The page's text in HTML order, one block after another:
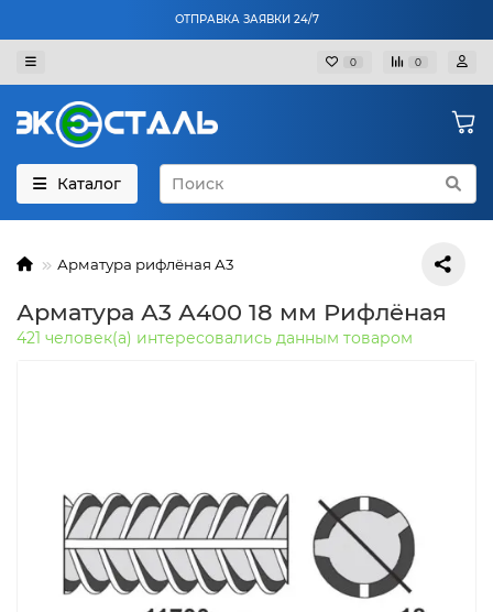
ОТПРАВКА ЗАЯВКИ 24/7
0 0
Каталог
Арматура рифлёная А3
Арматура А3 А400 18 мм Рифлёная
421 человек(а) интересовались данным товаром